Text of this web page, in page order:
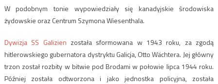
W podobnym tonie wypowiedziały się kanadyjskie środowiska
żydowskie oraz Centrum Szymona Wiesenthala.
Dywizja SS Galizien została sformowana w 1943 roku, za zgodą
hitlerowskiego gubernatora dystryktu Galicja, Otto Wächtera. Jej główny
trzon został rozbity w bitwie pod Brodami w połowie lipca 1944 roku.
Później została odtworzona i jako jednostka policyjna, została